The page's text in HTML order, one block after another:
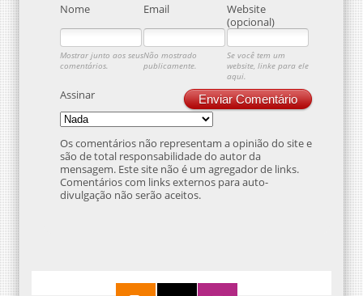
Nome Email
Website
(opcional)
Mostrar junto aos seus
comentários.
Não mostrado
publicamente.
Se você tem um
website, linke para ele
aqui.
Enviar Comentário
Assinar
Os comentários não representam a opinião do site e
são de total responsabilidade do autor da
mensagem. Este site não é um agregador de links.
Comentários com links externos para auto-
divulgação não serão aceitos.